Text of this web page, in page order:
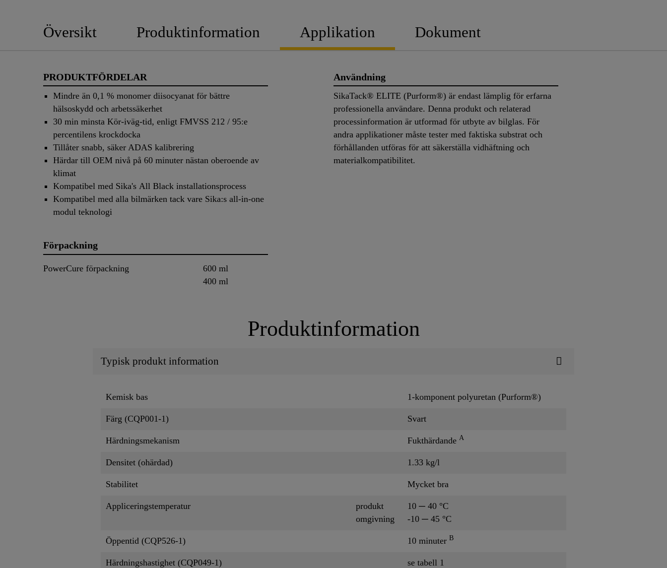
Översikt Produktinformation Applikation Dokument
PRODUKTFÖRDELAR
Mindre än 0,1 % monomer diisocyanat för bättre
hälsoskydd och arbetssäkerhet
30 min minsta Kör-iväg-tid, enligt FMVSS 212 / 95:e
percentilens krockdocka
Tillåter snabb, säker ADAS kalibrering
Härdar till OEM nivå på 60 minuter nästan oberoende av
klimat
Kompatibel med Sika's All Black installationsprocess
Kompatibel med alla bilmärken tack vare Sika:s all-in-one
modul teknologi
Användning
SikaTack® ELITE (Purform®) är endast lämplig för erfarna
professionella användare. Denna produkt och relaterad
processinformation är utformad för utbyte av bilglas. För
andra applikationer måste tester med faktiska substrat och
förhållanden utföras för att säkerställa vidhäftning och
materialkompatibilitet.
Förpackning
PowerCure förpackning
600 ml
400 ml
Produktinformation
Typisk produkt information
Kemisk bas 1-komponent polyuretan (Purform®)
Färg (CQP001-1) Svart
Härdningsmekanism Fukthärdande A
Densitet (ohärdad) 1.33 kg/l
Stabilitet Mycket bra
Appliceringstemperatur
produkt
omgivning
10 ─ 40 °C
-10 ─ 45 °C
Öppentid (CQP526-1) 10 minuter B
Härdningshastighet (CQP049-1) se tabell 1